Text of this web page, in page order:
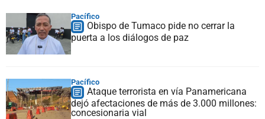
Pacífico
Obispo de Tumaco pide no cerrar la
puerta a los diálogos de paz
Pacífico
Ataque terrorista en vía Panamericana
dejó afectaciones de más de 3.000 millones:
concesionaria vial